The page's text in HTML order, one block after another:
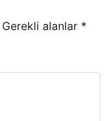
Gerekli alanlar *